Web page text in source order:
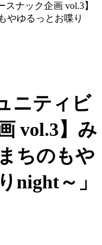
ナック企画 vol.3】
やゆるっとお喋り
ニティビ
vol.3】み
ちのもや
night～」